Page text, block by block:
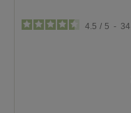
4.5 / 5 - 34